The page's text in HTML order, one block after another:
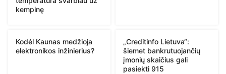
kempinę
Kodėl Kaunas medžioja
elektronikos inžinierius?
„Creditinfo Lietuva“:
šiemet bankrutuojančių
įmonių skaičius gali
pasiekti 915